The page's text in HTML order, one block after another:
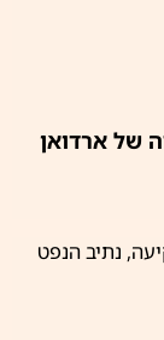
של ארדואן